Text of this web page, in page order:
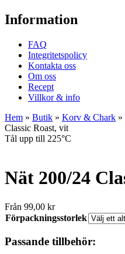
Information
FAQ
Integritetspolicy
Kontakta oss
Om oss
Recept
Villkor & info
Hem » Butik » Korv & Chark »
Classic Roast, vit
Tål upp till 225°C
Nät 200/24
Från 99,00 kr
Förpackningsstorlek
Passande tillbehör: